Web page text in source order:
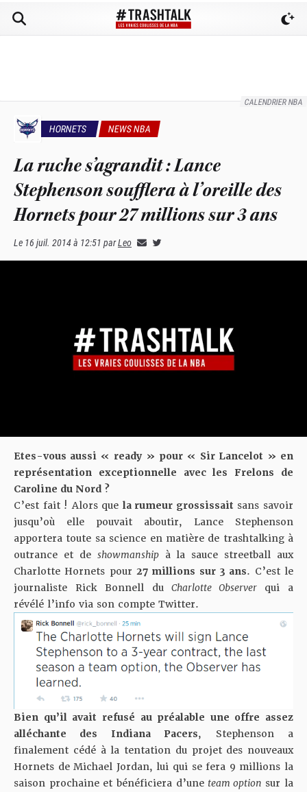
CALENDRIER NBA
HORNETS NEWS NBA
La ruche s’agrandit : Lance
Stephenson soufflera à l’oreille des
Hornets pour 27 millions sur 3 ans
Le 16 juil. 2014 à 12:51 parLeo
Etes-vous aussi « ready » pour « Sir Lancelot » en
représentation exceptionnelle avec les Frelons de
Caroline du Nord ?
C’est fait ! Alors que la rumeur grossissait sans savoir
jusqu’où elle pouvait aboutir, Lance Stephenson
apportera toute sa science en matière de trashtalking à
outrance et de showmanshipà la sauce streetball aux
Charlotte Hornets pour 27 millions sur 3 ans. C’est le
journaliste Rick Bonnell duCharlotte Observerqui a
révélé l’info via son compte Twitter.
Bien qu’il avait refusé au préalable une offre assez
alléchante des Indiana Pacers, Stephenson a
finalement cédé à la tentation du projet des nouveaux
Hornets de Michael Jordan, lui qui se fera 9 millions la
saison prochaine et bénéficiera d’une team option sur la